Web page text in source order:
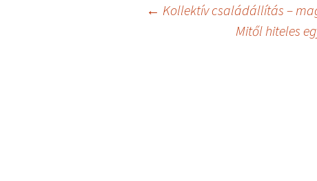
Bejegyzés← Kollektív családállítás –
Mitől hiteles